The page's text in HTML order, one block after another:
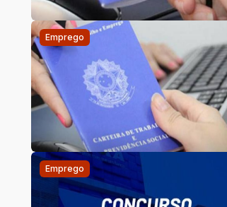
Emprego
Emprego